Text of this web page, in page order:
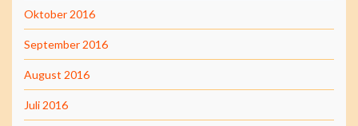
Oktober 2016
September 2016
August 2016
Juli 2016